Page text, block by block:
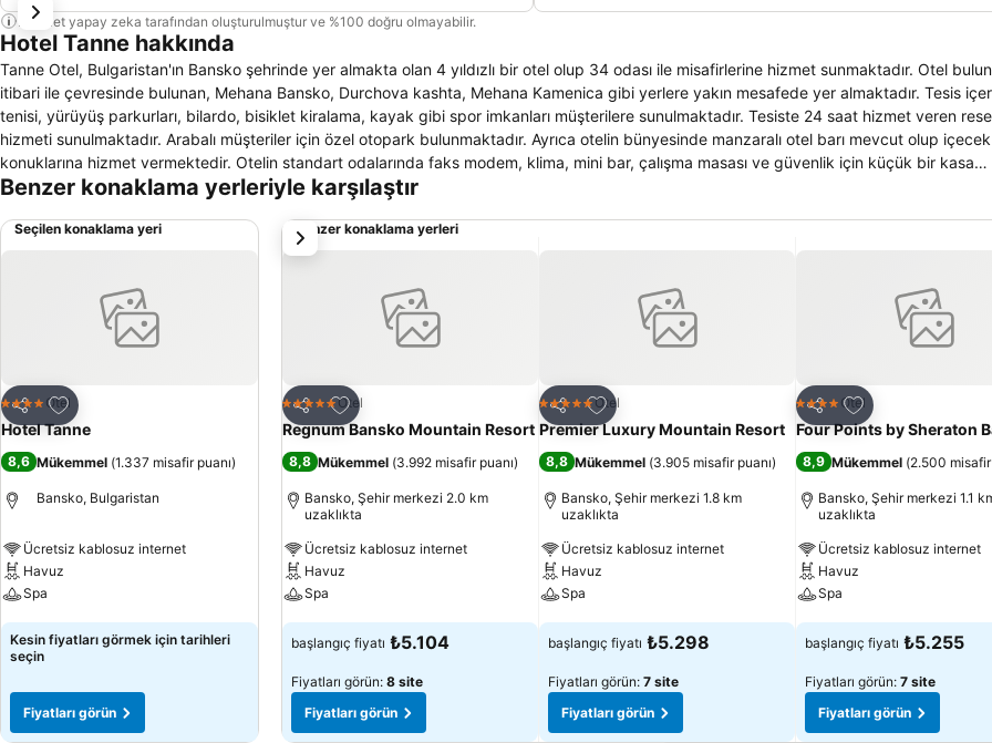
Bu özet yapay zeka tarafından oluşturulmuştur ve %100 doğru olmayabilir.
Hotel Tanne hakkında
Tanne Otel, Bulgaristan'ın Bansko şehrinde yer almakta olan 4 yıldızlı bir otel olup 34 odası ile misafirlerine hizmet sunmaktadır. Otel
itibari ile çevresinde bulunan, Mehana Bansko, Durchova kashta, Mehana Kamenica gibi yerlere yakın mesafede yer almaktadır. Tesis
tenisi, yürüyüş parkurları, bilardo, bisiklet kiralama, kayak gibi spor imkanları müşterilere sunulmaktadır. Tesiste 24 saat hizmet veren
hizmeti sunulmaktadır. Arabalı müşteriler için özel otopark bulunmaktadır. Ayrıca otelin bünyesinde manzaralı otel barı mevcut olup
konuklarına hizmet vermektedir. Otelin standart odalarında faks modem, klima, mini bar, çalışma masası ve güvenlik için küçük bir kasa
bulunmaktadır. Ayrıca otelin odalarında duşlu banyo bulunmaktadır. Televizyon da odalarda kullanıcıların hizmetindedir. Otel içerisinde yer
yer almaktadır. Otel içerisinde yer alan kafede sıcak-soğuk içecek servisi vardır.
Benzer konaklama yerleriyle karşılaştır
Seçilen konaklama yeri
Paylaş
Favorilerime ekle
4 Yıldız Otel
Hotel Tanne
8,6 Mükemmel (1.337 misafir puanı)
Bansko, Bulgaristan
Ücretsiz kablosuz internet
Havuz
Spa
Fiyatları görün
Kesin fiyatları görmek için tarihleri
seçin
Fiyatları görün
Benzer konaklama yerleri
Paylaş
Favorilerime ekle
5 Yıldız Otel
Regnum Bansko Mountain Resort
8,8 Mükemmel (3.992 misafir puanı)
Bansko, Şehir merkezi 2.0 km
uzaklıkta
Ücretsiz kablosuz internet
Havuz
Spa
Fiyatları görün
başlangıç fiyatı ₺5.104
Fiyatları görün: 8 site
Fiyatları görün
Paylaş
Favorilerime ekle
5 Yıldız Otel
Premier Luxury Mountain Resort
8,8 Mükemmel (3.905 misafir puanı)
Bansko, Şehir merkezi 1.8 km
uzaklıkta
Ücretsiz kablosuz internet
Havuz
Spa
Fiyatları görün
başlangıç fiyatı ₺5.298
Fiyatları görün: 7 site
Fiyatları görün
Paylaş
Favorilerime ekle
4 Yıldız Otel
Four Points by Sheraton
8,9 Mükemmel (2.500 misafir
Bansko, Şehir merkezi 1.1
uzaklıkta
Ücretsiz kablosuz internet
Havuz
Spa
Fiyatları görün
başlangıç fiyatı ₺5.255
Fiyatları görün: 7 site
Fiyatları görün
sonraki